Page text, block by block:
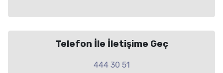
Telefon İle İletişime Geç
444 30 51